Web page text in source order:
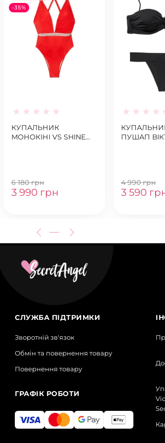
-35%
КУПАЛЬНИК
МОНОКІНІ VS SHINE
6 180 грн
3 990 грн
ПУШАП
4 990 грн
3 590
СЛУЖБА ПІДТРИМКИ
Зворотній зв'язок
Обмін та повернення товару
Повернення товару
ГРАФІК РОБОТИ